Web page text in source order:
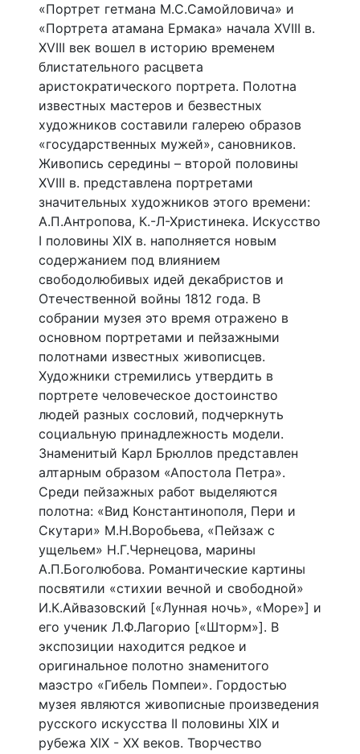
«Портрет гетмана М.С.Самойловича» и
«Портрета атамана Ермака» начала XVIII в.
XVIII век вошел в историю временем
блистательного расцвета
аристократического портрета. Полотна
известных мастеров и безвестных
художников составили галерею образов
«государственных мужей», сановников.
Живопись середины – второй половины
XVIII в. представлена портретами
значительных художников этого времени:
А.П.Антропова, К.-Л-Христинека. Искусство
I половины XIX в. наполняется новым
содержанием под влиянием
свободолюбивых идей декабристов и
Отечественной войны 1812 года. В
собрании музея это время отражено в
основном портретами и пейзажными
полотнами известных живописцев.
Художники стремились утвердить в
портрете человеческое достоинство
людей разных сословий, подчеркнуть
социальную принадлежность модели.
Знаменитый Карл Брюллов представлен
алтарным образом «Апостола Петра».
Среди пейзажных работ выделяются
полотна: «Вид Константинополя, Пери и
Скутари» М.Н.Воробьева, «Пейзаж с
ущельем» Н.Г.Чернецова, марины
А.П.Боголюбова. Романтические картины
посвятили «стихии вечной и свободной»
И.К.Айвазовский [«Лунная ночь», «Море»] и
его ученик Л.Ф.Лагорио [«Шторм»]. В
экспозиции находится редкое и
оригинальное полотно знаменитого
маэстро «Гибель Помпеи». Гордостью
музея являются живописные произведения
русского искусства II половины XIX и
рубежа XIX - XX веков. Творчество